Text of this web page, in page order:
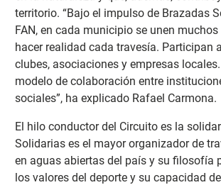
territorio. “Bajo el impulso de Brazadas
FAN, en cada municipio se unen
hacer realidad cada travesía. Participan
clubes, asociaciones y empresas
modelo de colaboración entre
sociales”, ha explicado Rafael Carmona.
El hilo conductor del Circuito es la
Solidarias es el mayor organizador de
en aguas abiertas del país y su filosofía
los valores del deporte y su capacidad